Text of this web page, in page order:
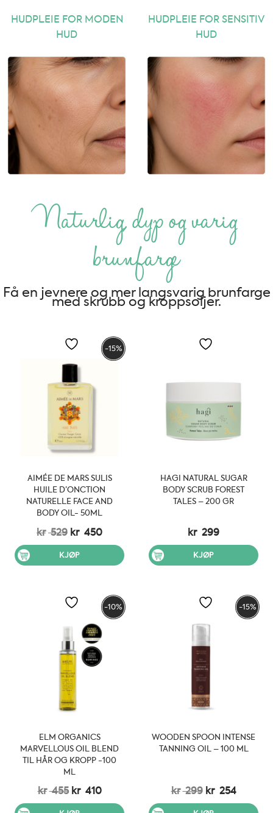
HUDPLEIE FOR MODEN
HUD
HUDPLEIE FOR SENSITIV
HUD
Naturlig, dyp og varig
brunfarge
Få en jevnere og mer langsvarig brunfarge
med skrubb og kroppsoljer.
-15%
AIMÉE DE MARS SULIS
HUILE D’ONCTION
NATURELLE FACE AND
BODY OIL- 50ML
kr529 Opprinnelig
pris
var:
kr 529.
kr 450Nåværende
pris
kr 450.
KJØP
HAGI NATURAL SUGAR
BODY SCRUB FOREST
TALES – 200 GR
kr 299
KJØP
-10%
ELM ORGANICS
MARVELLOUS OIL BLEND
TIL HÅR OG KROPP -100
ML
kr455 Opprinnelig
pris
var:
kr 410Nåværende
pris
-15%
WOODEN SPOON INTENSE
TANNING OIL – 100 ML
kr299 Opprinnelig
pris
var:
kr 254
pris